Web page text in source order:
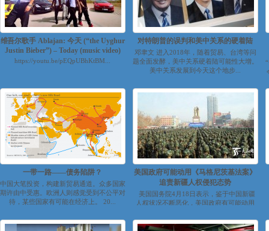
维吾尔歌手 Ablajan: 今天 (“the Uyghur
Justin Bieber”) – Today (music video)
https://youtu.be/pEQpUBhKtBM...
对特朗普的误判和美中关系的硬着陆
邓聿文 进入2018年，随着贸易、台湾等问
题全面发酵，美中关系硬着陆可能性大增。
美中关系发展到今天这个地步...
一带一路——债务陷阱？
中国大笔投资，构建新贸易通道。众多国家
期许由中受惠。欧洲人则感觉受到不公平对
待，某些国家有可能在经济上。 20...
美国政府可能动用《马格尼茨基法案》
追责新疆人权侵犯态势
美国国务院4月18日表示，鉴于中国新疆
人权状况不断恶化，美国政府有可能动用